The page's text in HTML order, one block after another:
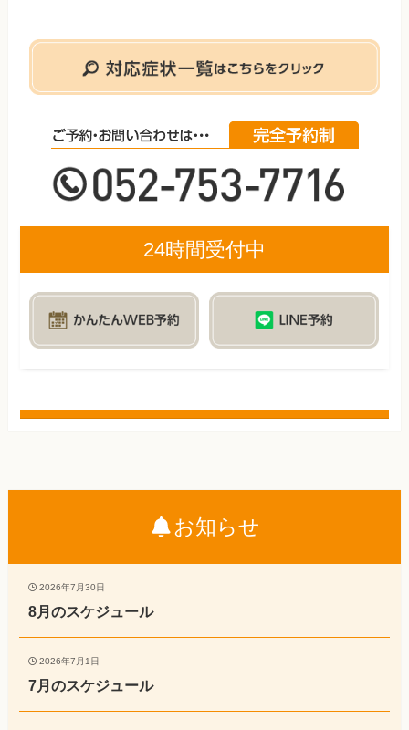
24時間受付中
お知らせ
2026年7月30日
8月のスケジュール
2026年7月1日
7月のスケジュール